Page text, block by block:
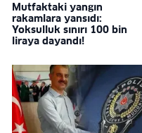
Mutfaktaki yangın
rakamlara yansıdı:
Yoksulluk sınırı 100 bin
liraya dayandı!